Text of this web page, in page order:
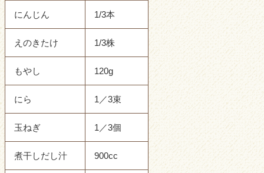
にんじん 1/3本
えのきたけ 1/3株
もやし 120g
にら 1／3束
玉ねぎ 1／3個
煮干しだし汁 900cc